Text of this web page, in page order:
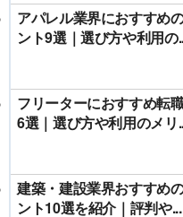
アパレル業界におすすめ
ント9選｜選び方や利用の
フリーターにおすすめ転
6選｜選び方や利用のメリ
建築・建設業界おすすめ
ント10選を紹介｜評判や...